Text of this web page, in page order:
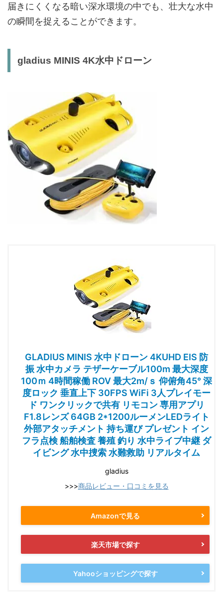
届きにくくなる暗い深水環境の中でも、壮大な水中
の瞬間を捉えることができます。
gladius MINIS 4K水中ドローン
GLADIUS MINIS 水中ドローン 4KUHD EIS 防
振 水中カメラ テザーケーブル100m 最大深度
100ｍ 4時間稼働 ROV 最大2m/ｓ 仰俯角45° 深
度ロック 垂直上下 30FPS WiFi 3人プレイモー
ド ワンクリックで共有 リモコン 専用アプリ
F1.8レンズ 64GB 2*1200ルーメンLEDライト
外部アタッチメント 持ち運び プレゼント イン
フラ点検 船舶検査 養殖 釣り 水中ライブ中継 ダ
イビング 水中捜索 水難救助 リアルタイム
gladius
>>>商品レビュー・口コミを見る
Amazonで見る
楽天市場で探す
Yahooショッピングで探す